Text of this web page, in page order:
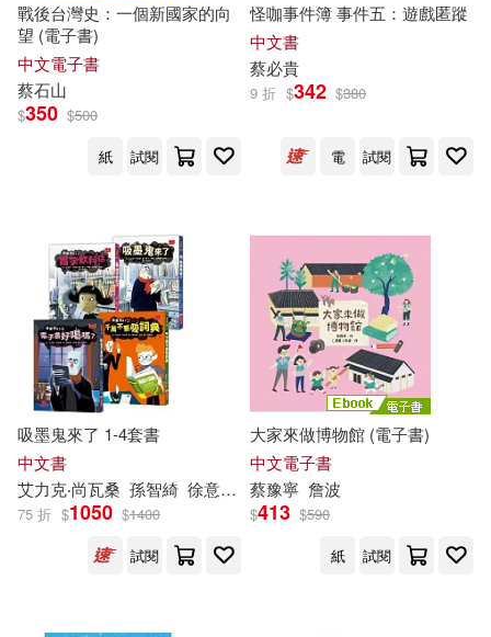
双龍(12) 廖玉蕙(12)
張馨文(12) 微微蔡(12)
王明智(12) 目黑亞夢(12)
編輯部(12)
艾力克‧尚瓦桑(12)
花間燈(12) 蔡宜蓉(12)
蔡英俊(12) 蔡詠琳(12)
蔡長鈞(12) 陳素宜(12)
中國建築工業出版社(34)
中國農業出版社(34)
國立臺灣大學出版中心(34)
平裝本(33) 新文京(33)
經濟科學出版社(33)
中國計量出版社(32)
北京師範大學出版社(32)
戰後台灣史：一個新國家的向
望 (電子書)
中文電子書
蔡石山
$350 $500
紙
試閱
怪咖事件簿 事件五：遊戲匿蹤
中文書
蔡必貴
9 折 $342 $380
電 試閱
吸墨鬼來了 1-4套書
中文書
艾力克‧尚瓦桑 孫智綺 徐意筑 奧利維‧拉迪（Olivier Latyk）
75 折 $1050 $1400
試閱
大家來做博物館 (電子書)
中文電子書
蔡豫寧 詹波
$413 $590
紙
試閱